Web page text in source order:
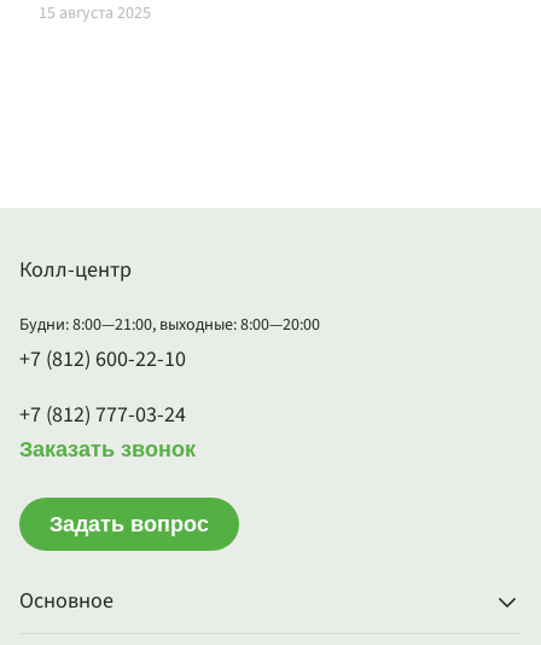
15 августа 2025
Основное
Колл-центр
Будни: 8:00—21:00, выходные: 8:00—20:00
+7 (812) 600-22-10
+7 (812) 777-03-24
Заказать звонок
Задать вопрос